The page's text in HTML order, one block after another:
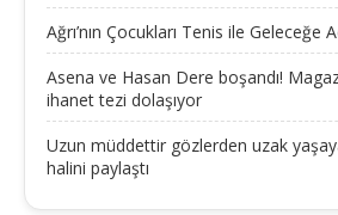
Ağrı’nın Çocukları Tenis ile Geleceğe
Asena ve Hasan Dere boşandı!
ihanet tezi dolaşıyor
Uzun müddettir gözlerden uzak
halini paylaştı